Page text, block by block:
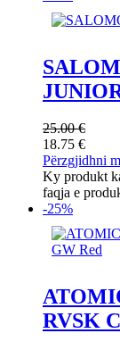
25.00€
18.75 €
Përzgjidhni
Ky produkt
faqja e
-25%
RVSK